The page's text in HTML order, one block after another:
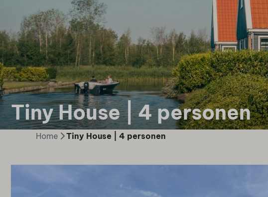
Tiny House | 4 personen
Home Tiny House | 4 personen